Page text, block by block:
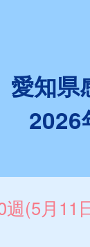
愛知県
2026
週(5月11